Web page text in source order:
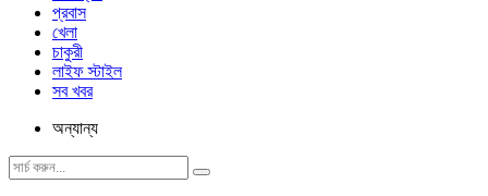
প্রবাস
খেলা
চাকুরী
লাইফ স্টাইল
সব খবর
অন্যান্য